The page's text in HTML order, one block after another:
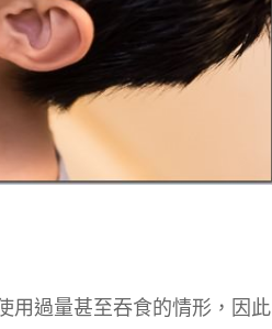
用過量甚至吞食的情形，因此